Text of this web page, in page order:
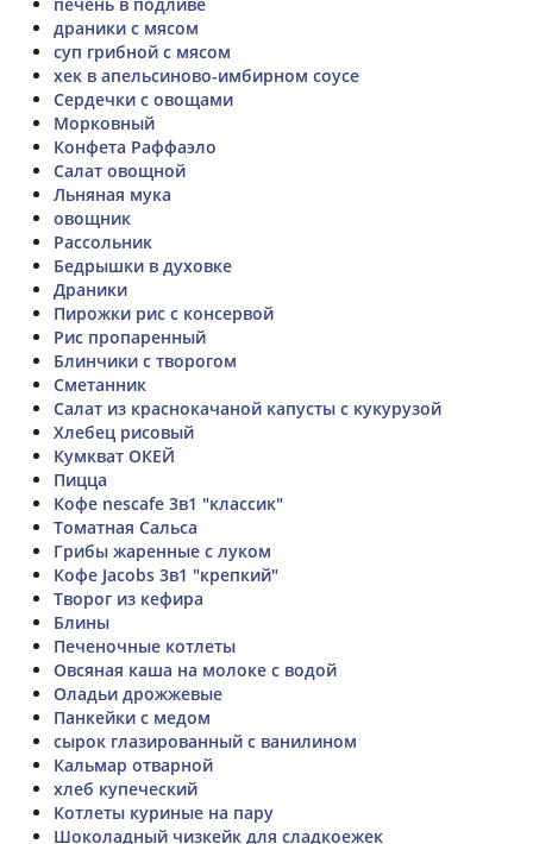
драники с мясом
суп грибной с мясом
хек в апельсиново-имбирном соусе
Сердечки с овощами
Морковный
Конфета Раффаэло
Салат овощной
Льняная мука
овощник
Рассольник
Бедрышки в духовке
Драники
Пирожки рис с консервой
Рис пропаренный
Блинчики с творогом
Сметанник
Салат из краснокачаной капусты с кукурузой
Хлебец рисовый
Кумкват ОКЕЙ
Пицца
Кофе nescafe 3в1 "классик"
Томатная Сальса
Грибы жаренные с луком
Кофе Jacobs 3в1 "крепкий"
Творог из кефира
Блины
Печеночные котлеты
Овсяная каша на молоке с водой
Оладьи дрожжевые
Панкейки с медом
сырок глазированный с ванилином
Кальмар отварной
хлеб купеческий
Котлеты куриные на пару
Шоколадный чизкейк для сладкоежек